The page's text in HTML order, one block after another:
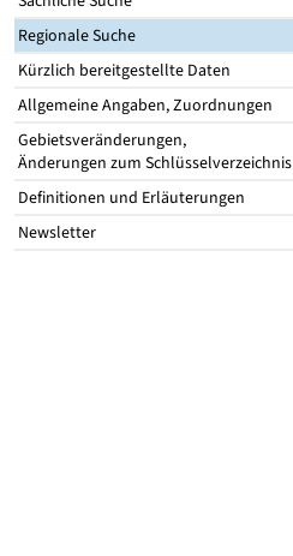
Regionale Suche
Kürzlich bereitgestellte Daten
Allgemeine Angaben, Zuordnungen
Gebietsveränderungen,
Änderungen zum Schlüsselverzeichnis
Definitionen und Erläuterungen
Newsletter